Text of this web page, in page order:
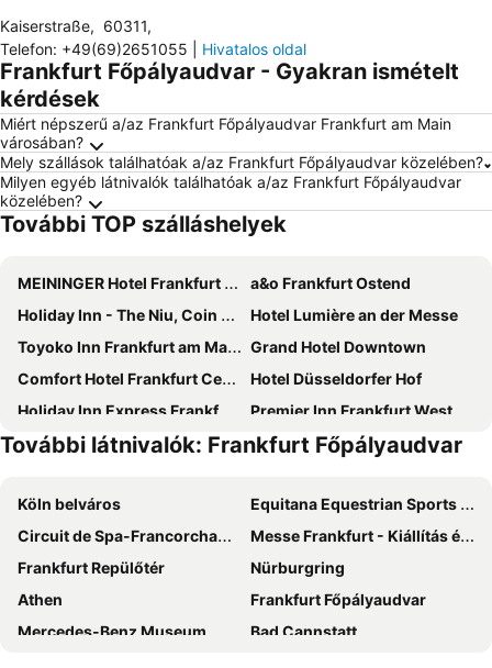
Kaiserstraße, 60311,
Telefon: +49(69)2651055 Hivatalos oldal
Frankfurt Főpályaudvar - Gyakran ismételt
kérdések
Miért népszerű a/az Frankfurt Főpályaudvar Frankfurt am Main
városában?
Mely szállások találhatóak a/az Frankfurt Főpályaudvar közelében?
Milyen egyéb látnivalók találhatóak a/az Frankfurt Főpályaudvar
közelében?
További TOP szálláshelyek
MEININGER Hotel Frankfurt Main / Airport
a&o Frankfurt Ostend
Holiday Inn - The Niu, Coin Frankfurt Ostend By Ihg
Hotel Lumière an der Messe
Toyoko Inn Frankfurt am Main Hauptbahnhof
Grand Hotel Downtown
Comfort Hotel Frankfurt Central Station
Hotel Düsseldorfer Hof
Holiday Inn Express Frankfurt - Messe By Ihg
Premier Inn Frankfurt Westend
Coffee Fellows Hotel Frankfurt Airport-Langen
Villa Orange
East Five Hotel Frankfurt Offenbach
ibis budget Frankfurt City Ost
Holiday Inn - The Niu, Charly Frankfurt City By Ihg
Serways Hotel Weiskirchen Nord
Steigenberger Airport Hotel Frankfurt
Holiday Inn - The Niu, Belt Frankfurt Eschborn By Ihg
Holiday Inn - The Niu, Air Frankfurt Messe By Ihg
Leonardo Royal Hotel Frankfurt
Leonardo Hotel Offenbach Frankfurt
Hotel Continental Frankfurt
További látnivalók: Frankfurt Főpályaudvar
Köln belváros
Equitana Equestrian Sports World Fair
Circuit de Spa-Francorchamps
Messe Frankfurt - Kiállítás és Vásár
Frankfurt Repülőtér
Nürburgring
Athen
Frankfurt Főpályaudvar
Mercedes-Benz Museum
Bad Cannstatt